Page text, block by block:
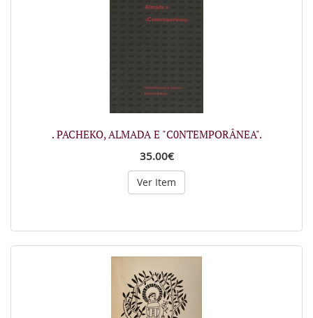
. PACHEKO, ALMADA E "C0NTEMPORÂNEA".
35.00€
Ver Item